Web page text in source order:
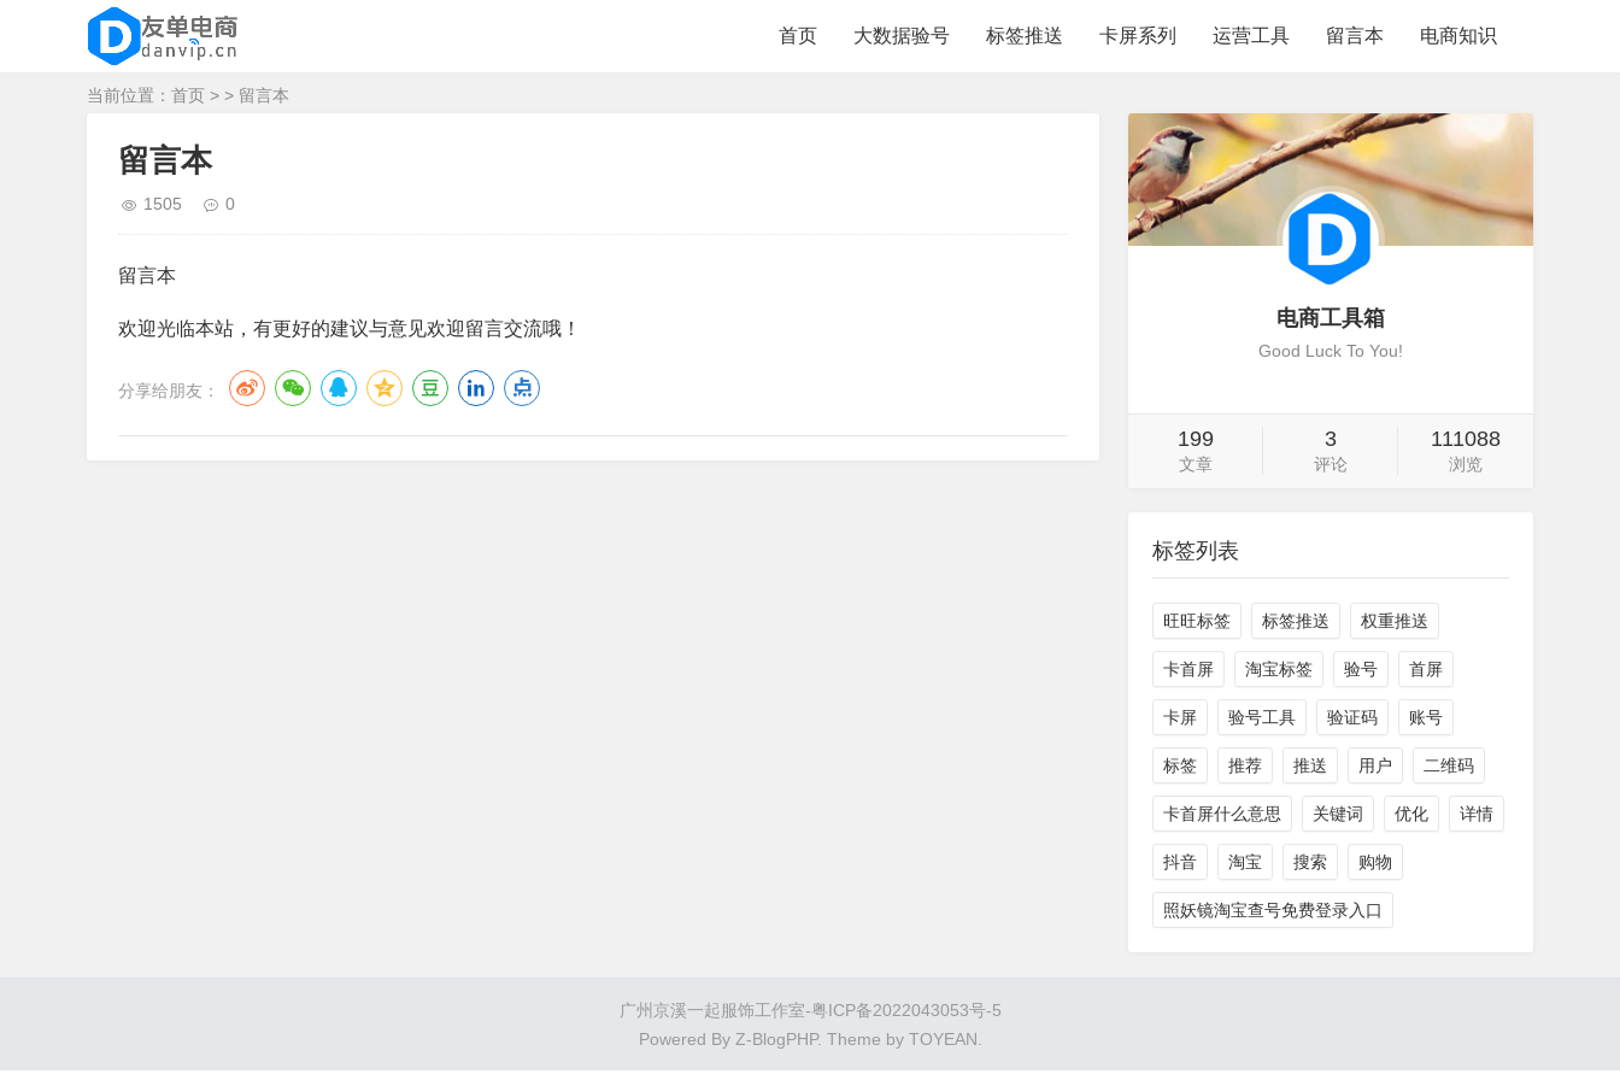
首页 大数据验号 标签推送 卡屏系列 运营工具 留言本 电商知识
当前位置： 首页 > > 留言本
留言本
1505 0
留言本
欢迎光临本站，有更好的建议与意见欢迎留言交流哦！
分享给朋友：
电商工具箱
Good Luck To You!
199
文章
3
评论
111088
浏览
标签列表
旺旺标签 标签推送 权重推送
卡首屏 淘宝标签 验号 首屏
卡屏 验号工具 验证码 账号
标签 推荐 推送 用户 二维码
卡首屏什么意思 关键词 优化 详情
抖音 淘宝 搜索 购物
照妖镜淘宝查号免费登录入口
广州京溪一起服饰工作室-粤ICP备2022043053号-5
Powered By Z-BlogPHP. Theme by TOYEAN